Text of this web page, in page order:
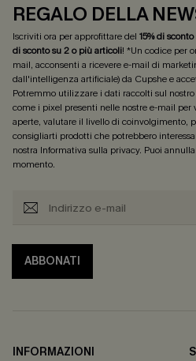
REGALO DELLA
Iscriviti ora per approfittare del 15% di
di sconto su 2 o più articoli! *Un codice per
mail, acconsenti a ricevere e-mail di
dall'intelligenza artificiale) da Cupshe e
Potremmo utilizzare i dati raccolti sul
come i pixel presenti nelle nostre e-mail per
aperte, valutare il livello di coinvolgimento,
consigliarti prodotti che potrebbero
nostra Informativa sulla privacy. Puoi
momento.
ABBONATI
INFORMAZIONI